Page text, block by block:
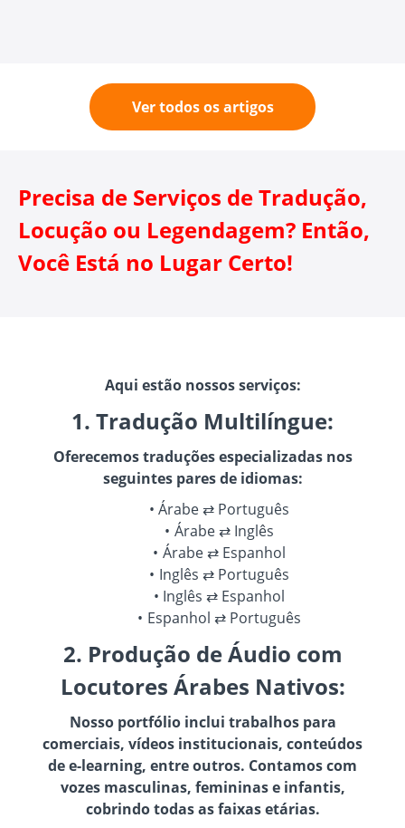
Ver todos os artigos
Precisa de Serviços de Tradução,
Locução ou Legendagem? Então,
Você Está no Lugar Certo!
Aqui estão nossos serviços:
1. Tradução Multilíngue:
Oferecemos traduções especializadas nos
seguintes pares de idiomas:
Árabe ⇄ Português
Árabe ⇄ Inglês
Árabe ⇄ Espanhol
Inglês ⇄ Português
Inglês ⇄ Espanhol
Espanhol ⇄ Português
2. Produção de Áudio com
Locutores Árabes Nativos:
Nosso portfólio inclui trabalhos para
comerciais, vídeos institucionais, conteúdos
de e-learning, entre outros. Contamos com
vozes masculinas, femininas e infantis,
cobrindo todas as faixas etárias.